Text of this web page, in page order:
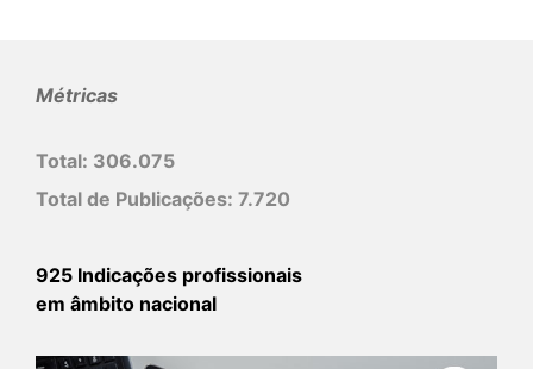
Métricas
Total: 306.075
Total de Publicações: 7.720
925 Indicações profissionais
em âmbito nacional